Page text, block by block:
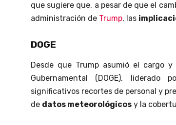
que sugiere que, a pesar de que el
administración de Trump, las
DOGE
Desde que Trump asumió el cargo
Gubernamental (DOGE),
significativos recortes de personal y
de datos meteorológicos y la